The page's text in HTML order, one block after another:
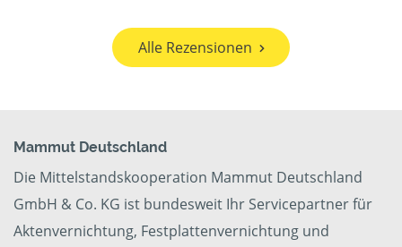
Alle Rezensionen
Mammut Deutschland
Die Mittelstandskooperation Mammut Deutschland
GmbH & Co. KG ist bundesweit Ihr Servicepartner für
Aktenvernichtung, Festplattenvernichtung und